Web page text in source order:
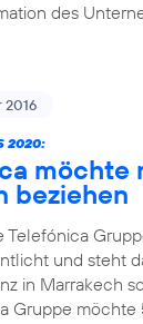
des
2016
2020:
möchte
beziehen
Telefónica
und steht
in Marrakech
Gruppe